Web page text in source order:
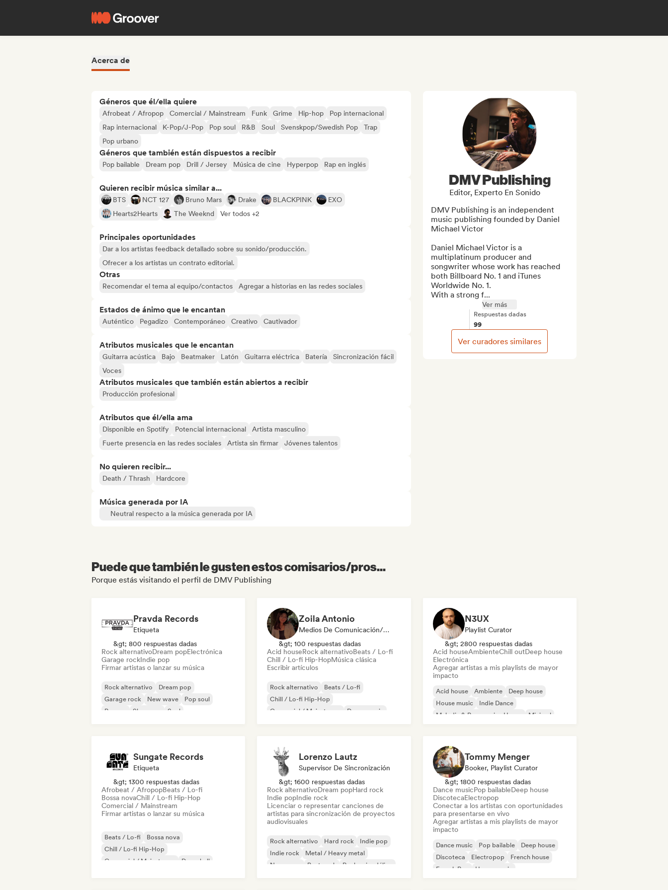
Acerca de
Géneros que él/ella quiere
Afrobeat / Afropop Comercial / Mainstream Funk Grime Hip-hop
Pop internacional
Rap internacional
K-Pop/J-Pop Pop soul R&B Soul Svenskpop/Swedish Pop
Trap
Pop urbano
Géneros que también están dispuestos a recibir
Pop bailable Dream pop Drill / Jersey Música de cine Hyperpop Rap en inglés
Quieren recibir música similar a...
BTS NCT 127 Bruno Mars Drake BLACKPINK
EXO
Hearts2Hearts
The Weeknd Ver todos +2
Principales oportunidades
Dar a los artistas feedback detallado sobre su sonido/producción.
Ofrecer a los artistas un contrato editorial.
Otras
Recomendar el tema al equipo/contactos Agregar a historias en las redes sociales
Estados de ánimo que le encantan
Auténtico Pegadizo Contemporáneo Creativo Cautivador
Atributos musicales que le encantan
Guitarra acústica Bajo Beatmaker Latón Guitarra eléctrica Batería
Sincronización fácil
Voces
Atributos musicales que también están abiertos a recibir
Producción profesional
Atributos que él/ella ama
Disponible en Spotify Potencial internacional
Artista masculino
Fuerte presencia en las redes sociales
Artista sin firmar Jóvenes talentos
No quieren recibir...
Death / Thrash Hardcore
Música generada por IA
Neutral respecto a la música generada por IA
DMV Publishing
Editor, Experto En Sonido
DMV Publishing is an independent
music publishing founded by Daniel
Michael Victor
Daniel Michael Victor is a
multiplatinum producer and
songwriter whose work has reached
both Billboard No. 1 and iTunes
Worldwide No. 1.
With a strong f...
Ver más
Respuestas dadas
99
Ver curadores similares
Puede que también le gusten estos comisarios/pros...
Porque estás visitando el perfil de DMV Publishing
Pravda Records
Etiqueta
&gt; 800 respuestas dadas
Rock alternativoDream popElectrónica
Garage rockIndie pop
Firmar artistas o lanzar su música
Rock alternativo
Dream pop
Garage rock
New wave
Pop soul
Reggae
Shoegaze Soul
Zoila Antonio
Medios De Comunicación/Periodista
&gt; 100 respuestas dadas
Acid houseRock alternativoBeats / Lo-fi
Chill / Lo-fi Hip-HopMúsica clásica
Escribir artículos
Rock alternativo
Beats / Lo-fi
Chill / Lo-fi Hip-Hop
Comercial / Mainstream
Dance music
N3UX
Playlist Curator
&gt; 2800 respuestas dadas
Acid houseAmbienteChill outDeep house
Electrónica
Agregar artistas a mis playlists de mayor
impacto
Acid house Ambiente
Deep house
House music
Indie Dance
Melodic & Progressive House
Minimal
Sungate Records
Etiqueta
&gt; 1300 respuestas dadas
Afrobeat / AfropopBeats / Lo-fi
Bossa novaChill / Lo-fi Hip-Hop
Comercial / Mainstream
Firmar artistas o lanzar su música
Beats / Lo-fi
Bossa nova
Chill / Lo-fi Hip-Hop
Comercial / Mainstream
Dancehall
Lorenzo Lautz
Supervisor De Sincronización
&gt; 1600 respuestas dadas
Rock alternativoDream popHard rock
Indie popIndie rock
Licenciar o representar canciones de
artistas para sincronización de proyectos
audiovisuales
Rock alternativo Hard rock
Indie pop
Indie rock
Metal / Heavy metal
New wave
Post punk Rock psicodélico
Tommy Menger
Booker, Playlist Curator
&gt; 1800 respuestas dadas
Dance musicPop bailableDeep house
DiscotecaElectropop
Conectar a los artistas con oportunidades
para presentarse en vivo
Agregar artistas a mis playlists de mayor
impacto
Dance music Pop bailable
Deep house
Discoteca
Electropop
French house
French Pop
House music